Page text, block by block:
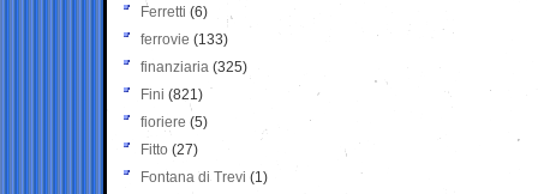
Ferretti (6)
ferrovie (133)
finanziaria (325)
Fini (821)
fioriere (5)
Fitto (27)
Fontana di Trevi (1)